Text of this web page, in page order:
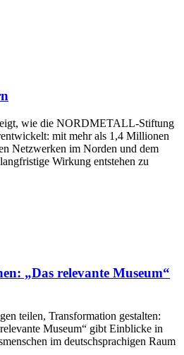
wie die NORDMETALL-Stiftung
mit mehr als 1,4 Millionen
Netzwerken im Norden und dem
Wirkung entstehen zu
„Das relevante Museum“
teilen, Transformation gestalten:
Museum“ gibt Einblicke in
im deutschsprachigen Raum